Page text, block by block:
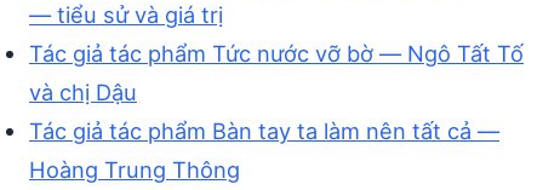
— tiểu sử và giá trị
Tác giả tác phẩm Tức nước vỡ bờ — Ngô Tất Tố
và chị Dậu
Tác giả tác phẩm Bàn tay ta làm nên tất cả —
Hoàng Trung Thông